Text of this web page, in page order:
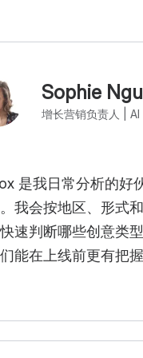
Sophie
增长营销负责人 | AI
是我日常分析的好
我会按地区、形式
速判断哪些创意类
能在上线前更有把握